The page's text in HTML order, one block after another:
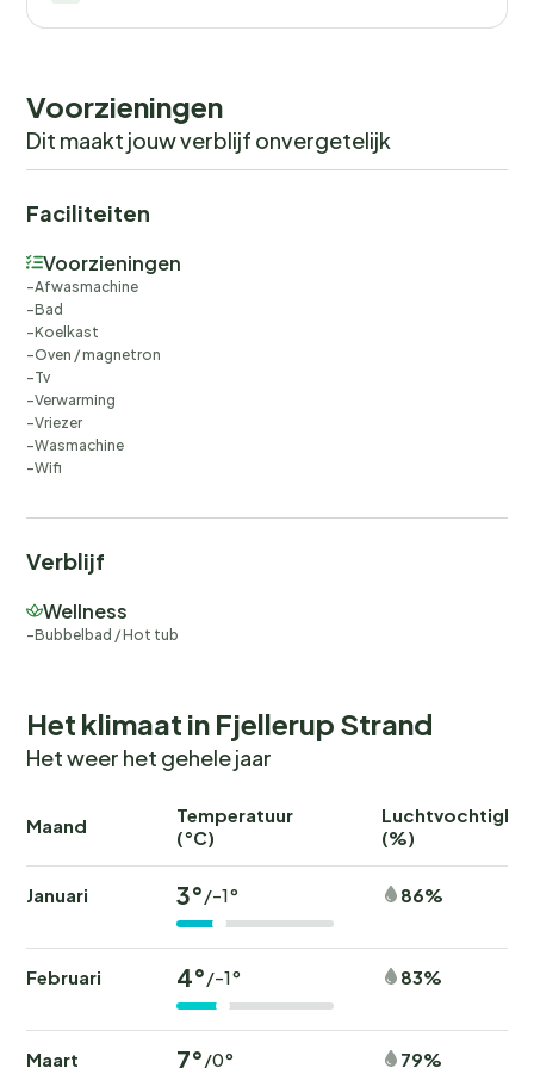
you would anyways pay for, ensuring a seamless stay and
Voorzieningen
Dit maakt jouw verblijf onvergetelijk
Faciliteiten
Voorzieningen
Afwasmachine
Bad
Koelkast
Oven / magnetron
Tv
Verwarming
Vriezer
Wasmachine
Wifi
Verblijf
Wellness
Bubbelbad / Hot tub
Het klimaat in Fjellerup Strand
Het weer het gehele jaar
Maand
Temperatuur
(°C)
(%)
Januari 3°/-1° 86%
Februari 4°/-1° 83%
Maart 7°/0° 79%